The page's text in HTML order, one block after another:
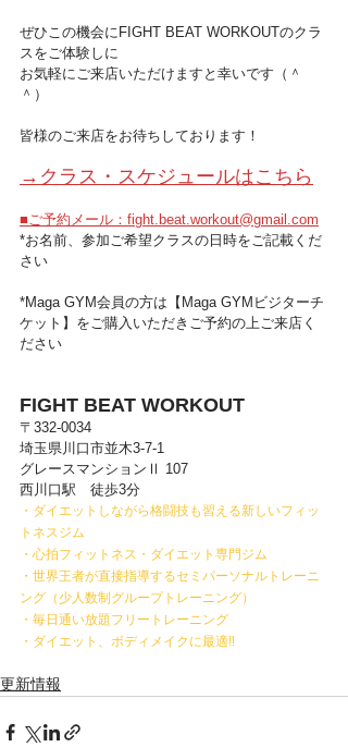
ぜひこの機会にFIGHT BEAT WORKOUTのクラ
スをご体験しに
お気軽にご来店いただけますと幸いです（＾
＾）
皆様のご来店をお待ちしております！
→クラス・スケジュールはこちら
■ご予約メール：fight.beat.workout@gmail.com
*お名前、参加ご希望クラスの日時をご記載くだ
さい
*Maga GYM会員の方は【Maga GYMビジターチ
ケット】をご購入いただきご予約の上ご来店く
ださい
FIGHT BEAT WORKOUT
〒332-0034
埼玉県川口市並木3-7-1
グレースマンションⅡ 107​
西川口駅　徒歩3分
・ダイエットしながら格闘技も習える新しいフィッ
トネスジム
・心拍フィットネス・ダイエット専門ジム
・世界王者が直接指導するセミパーソナルトレーニ
ング（少人数制グループトレーニング）
・毎日通い放題フリートレーニング
・ダイエット、ボディメイクに最適‼
更新情報